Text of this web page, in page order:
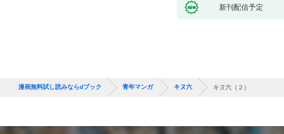
新刊配信予定
漫画無料試し読みならdブック 青年マンガ キヌ六 キヌ六（２）